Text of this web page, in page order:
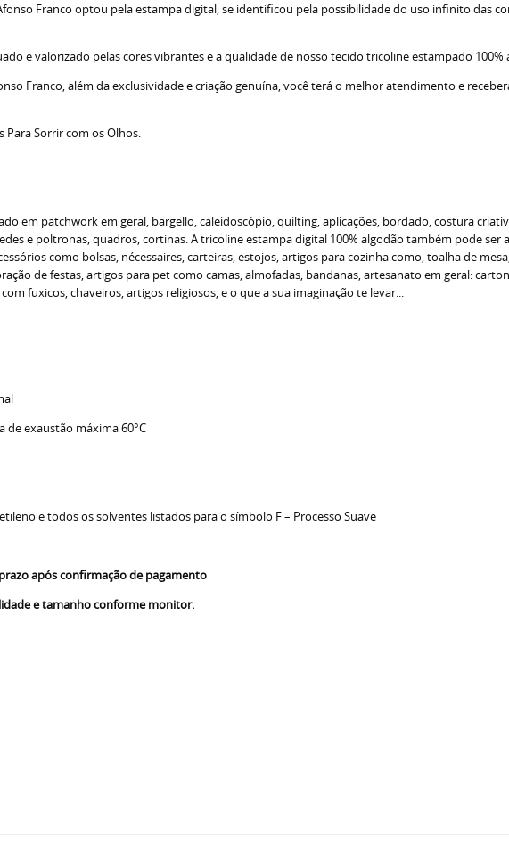
Franco optou pela estampa digital, se identificou pela possibilidade do uso infinito das
e valorizado pelas cores vibrantes e a qualidade de nosso tecido tricoline estampado
Franco, além da exclusividade e criação genuína, você terá o melhor atendimento e
Para Sorrir com os Olhos.
em patchwork em geral, bargello, caleidoscópio, quilting, aplicações, bordado, costura
e poltronas, quadros, cortinas. A tricoline estampa digital 100% algodão também pode ser
como bolsas, nécessaires, carteiras, estojos, artigos para cozinha como, toalha de
de festas, artigos para pet como camas, almofadas, bandanas, artesanato em geral:
fuxicos, chaveiros, artigos religiosos, e o que a sua imaginação te levar...
de exaustão máxima 60°C
e todos os solventes listados para o símbolo F – Processo Suave
após confirmação de pagamento
e tamanho conforme monitor.